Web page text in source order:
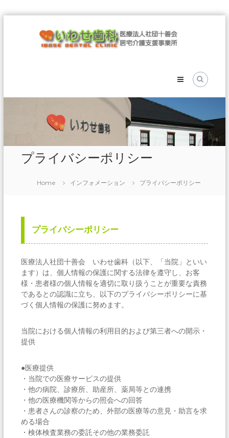
十
わ
せ
人
社
団
善
会
居
宅
介
護
援
事
業
プライバシーポリシー
Home インフォメーション プライバシーポリシー
プライバシーポリシー
医療法人社団十善会 いわせ歯科（以下、「当院」といい
ます）は、個人情報の保護に関する法律を遵守し、お客
様・患者様の個人情報を適切に取り扱うことが重要な責務
であるとの認識に立ち、以下のプライバシーポリシーに基
づく個人情報の保護に努めます。
当院における個人情報の利用目的および第三者への開示・
提供
●医療提供
・当院での医療サービスの提供
・他の病院、診療所、助産所、薬局等との連携
・他の医療機関等からの照会への回答
・患者さんの診察のため、外部の医療等の意見・助言を求
める場合
・検体検査業務の委託その他の業務委託